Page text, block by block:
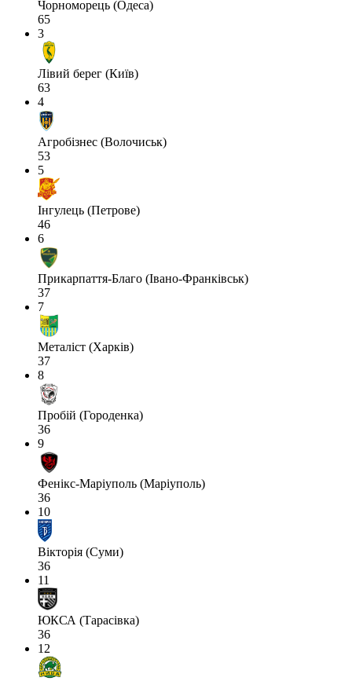
Чорноморець (Одеса)
65
3
Лівий берег (Київ)
63
4
Агробізнес (Волочиськ)
53
5
Інгулець (Петрове)
46
6
Прикарпаття-Благо (Івано-Франківськ)
37
7
Металіст (Харків)
37
8
Пробій (Городенка)
36
9
Фенікс-Маріуполь (Маріуполь)
36
10
Вікторія (Суми)
36
11
ЮКСА (Тарасівка)
36
12